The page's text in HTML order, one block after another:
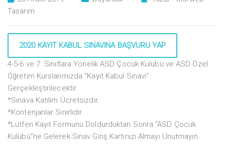
Tasarım
2020 KAYIT KABUL SINAVINA BAŞVURU YAP
4-5-6 ve 7. Sınıflara Yönelik ASD Çocuk Kulübü ve ASD Özel
Öğretim Kurslarımızda “Kayıt Kabul Sınavı”
Gerçekleştirilecektir.
*Sınava Katılım Ücretsizdir.
*Kontenjanlar Sınırlıdır.
*Lütfen Kayıt Formunu Doldurduktan Sonra “ASD Çocuk
Kulübü”ne Gelerek Sınav Giriş Kartınızı Almayı Unutmayın.